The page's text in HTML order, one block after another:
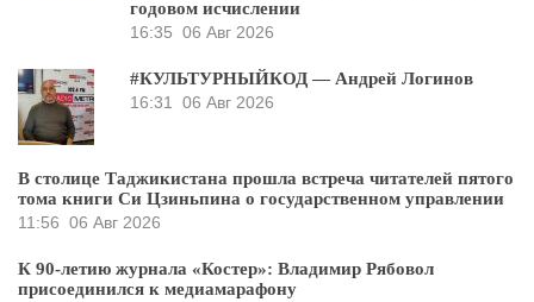
годовом исчислении
16:35 06 Авг 2026
#КУЛЬТУРНЫЙКОД — Андрей Логинов
16:31
06 Авг 2026
В столице Таджикистана прошла встреча читателей пятого
тома книги Си Цзиньпина о государственном управлении
11:56 06 Авг 2026
К 90-летию журнала «Костер»: Владимир Рябовол
присоединился к медиамарафону